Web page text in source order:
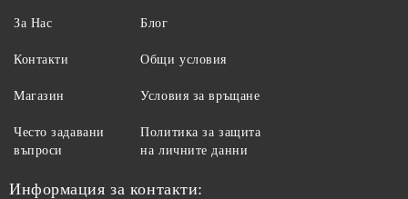
За Нас
Контакти
Магазин
Често задавани
въпроси
Блог
Общи условия
Условия за връщане
Политика за защита
на личните данни
Информация за контакти: